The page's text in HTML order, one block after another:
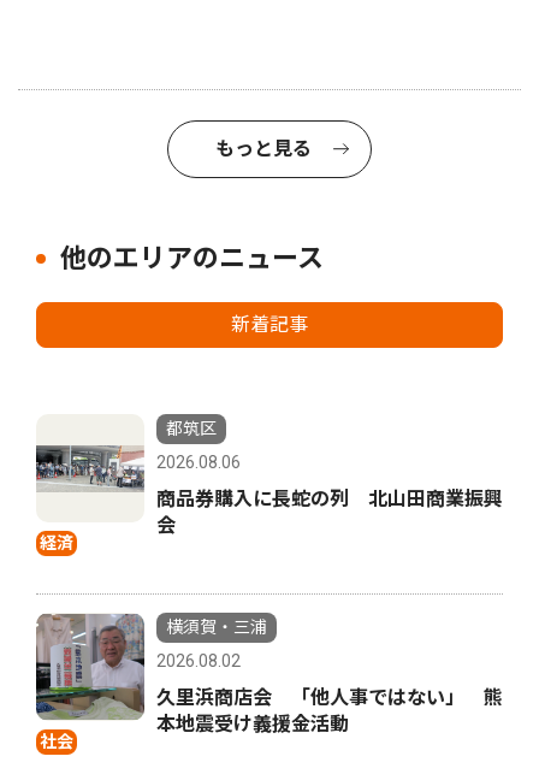
もっと見る
他のエリアのニュース
新着記事
経済
都筑区
2026.08.06
商品券購入に長蛇の列 北山田商業振興
会
社会
横須賀・三浦
2026.08.02
久里浜商店会 「他人事ではない」 熊
本地震受け義援金活動